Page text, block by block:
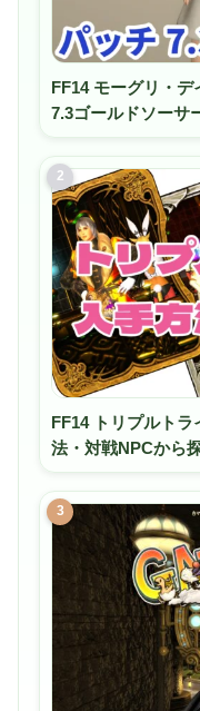
Amazon Payを利用した国
終了いたしました。詳しく
スマホアプリ納付の手続」
法律によって認められる
ません。
FF14 モーグリ・
7.3ゴールドソーサ
2
FF14 トリプルト
法・対戦NPCから
3